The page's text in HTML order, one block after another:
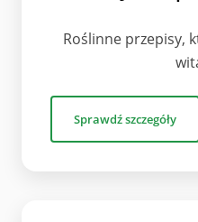
Roślinne przepisy,
Sprawdź szczegóły